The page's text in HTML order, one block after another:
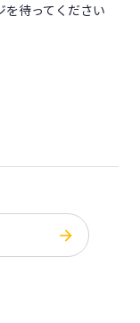
を待ってください